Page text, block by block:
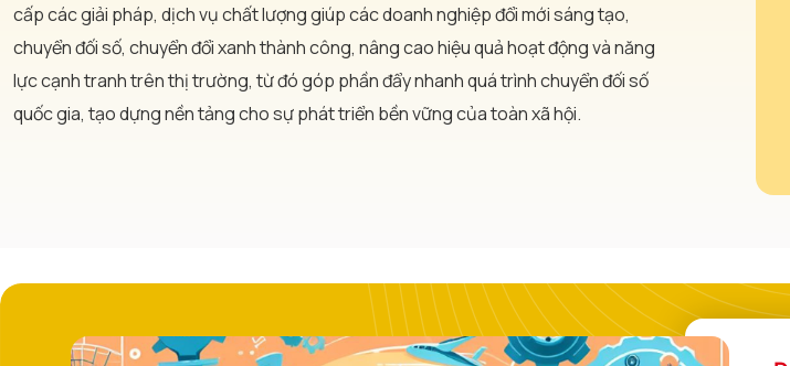
cấp các giải pháp, dịch vụ chất lượng giúp các doanh nghiệp đổi mới sáng tạo,
chuyển đối số, chuyển đổi xanh thành công, nâng cao hiệu quả hoạt động và năng
lực cạnh tranh trên thị trường, từ đó góp phần đẩy nhanh quá trình chuyển đối số
quốc gia, tạo dựng nền tảng cho sự phát triển bền vững của toàn xã hội.